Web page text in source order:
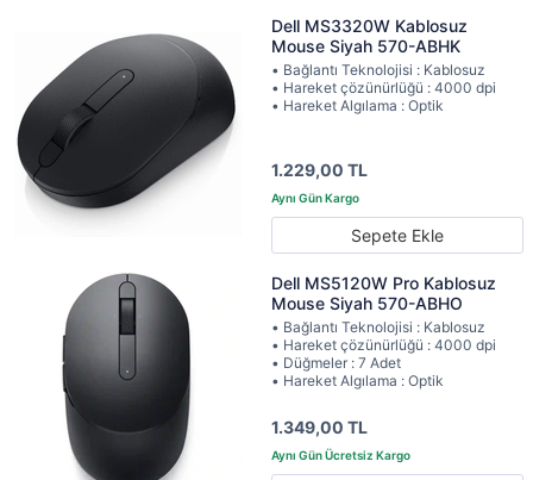
Dell MS3320W Kablosuz
Mouse Siyah 570-ABHK
• Bağlantı Teknolojisi : Kablosuz
• Hareket çözünürlüğü : 4000 dpi
• Hareket Algılama : Optik
1.229,00 TL
Sepete Ekle
Dell MS5120W Pro Kablosuz
Mouse Siyah 570-ABHO
• Bağlantı Teknolojisi : Kablosuz
• Hareket çözünürlüğü : 4000 dpi
• Düğmeler : 7 Adet
• Hareket Algılama : Optik
1.349,00 TL